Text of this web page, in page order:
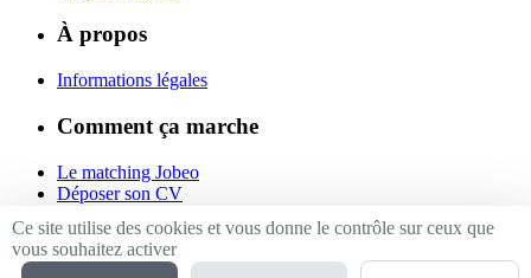
À propos
Informations légales
Comment ça marche
Le matching Jobeo
Déposer son CV
Suivez-nous
Ce site utilise des cookies et vous donne le contrôle sur ceux que
vous souhaitez activer